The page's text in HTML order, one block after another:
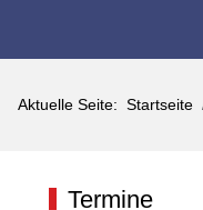
Aktuelle Seite: Startseite
Termine